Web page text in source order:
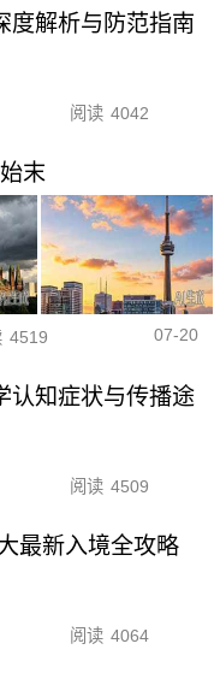
度解析与防范指南
阅读 4042
末
4519 07-20
认知症状与传播途
阅读 4509
最新入境全攻略
阅读 4064